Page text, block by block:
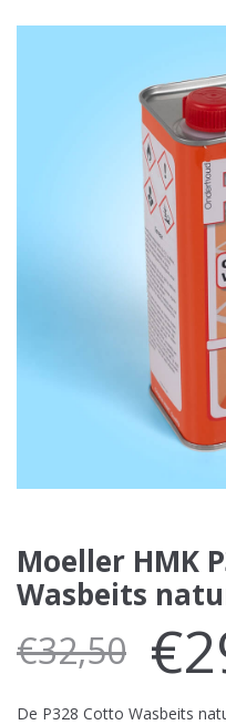
Moeller HMK
Wasbeits
€32,50 €
De P328 Cotto Wasbeits